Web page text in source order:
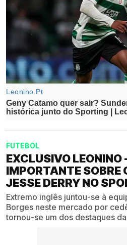
FUTEBOL
EXCLUSIVO LEONINO
IMPORTANTE SOBRE
JESSE DERRY NO
Extremo inglês juntou-se à
Borges neste mercado por
tornou-se um dos destaques